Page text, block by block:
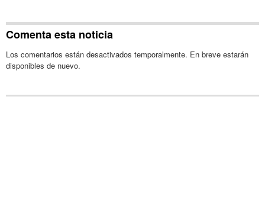
Comenta esta noticia
Los comentarios están desactivados temporalmente. En breve estarán
disponibles de nuevo.